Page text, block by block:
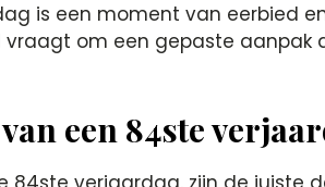
is een moment van eerbied
om een gepaste aanpak
een 84ste